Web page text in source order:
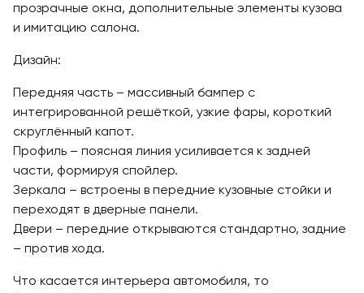
прозрачные окна, дополнительные элементы кузова
и имитацию салона.
Дизайн:
Передняя часть – массивный бампер с
интегрированной решёткой, узкие фары, короткий
скруглённый капот.
Профиль – поясная линия усиливается к задней
части, формируя спойлер.
Зеркала – встроены в передние кузовные стойки и
переходят в дверные панели.
Двери – передние открываются стандартно, задние
– против хода.
Что касается интерьера автомобиля, то